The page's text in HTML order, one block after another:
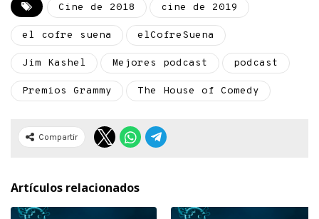
Cine de 2018 cine de 2019
el cofre suena elCofreSuena
Jim Kashel Mejores podcast podcast
Premios Grammy The House of Comedy
Compartir
Artículos relacionados